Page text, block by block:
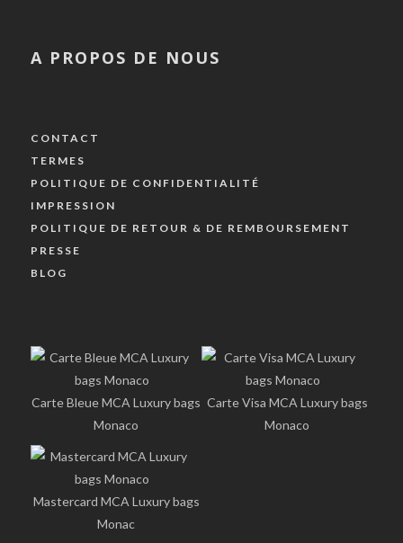
A PROPOS DE NOUS
CONTACT
TERMES
POLITIQUE DE CONFIDENTIALITÉ
IMPRESSION
POLITIQUE DE RETOUR & DE REMBOURSEMENT
PRESSE
BLOG
Carte Bleue MCA Luxury bags
Monaco
Carte Visa MCA Luxury bags
Monaco
Mastercard MCA Luxury bags
Monac